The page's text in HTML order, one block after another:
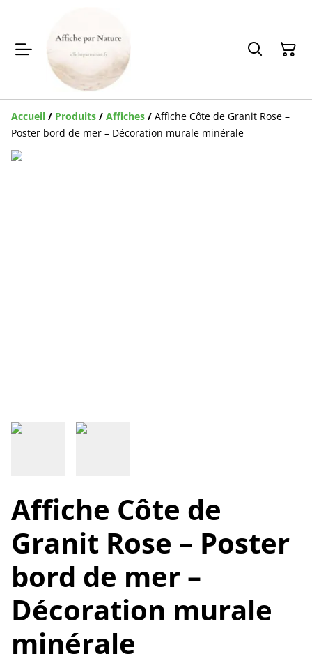
Accueil / Produits / Affiches / Affiche Côte de Granit Rose –
Poster bord de mer – Décoration murale minérale
Affiche Côte de
Granit Rose – Poster
bord de mer –
Décoration murale
minérale